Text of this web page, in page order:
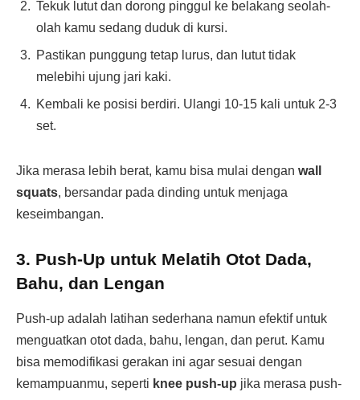
Tekuk lutut dan dorong pinggul ke belakang seolah-
olah kamu sedang duduk di kursi.
Pastikan punggung tetap lurus, dan lutut tidak
melebihi ujung jari kaki.
Kembali ke posisi berdiri. Ulangi 10-15 kali untuk 2-3
set.
Jika merasa lebih berat, kamu bisa mulai dengan wall
squats, bersandar pada dinding untuk menjaga
keseimbangan.
3. Push-Up untuk Melatih Otot Dada,
Bahu, dan Lengan
Push-up adalah latihan sederhana namun efektif untuk
menguatkan otot dada, bahu, lengan, dan perut. Kamu
bisa memodifikasi gerakan ini agar sesuai dengan
kemampuanmu, seperti knee push-up jika merasa push-